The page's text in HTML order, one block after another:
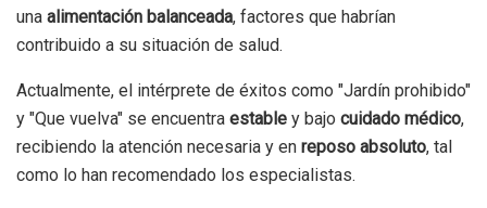
una alimentación balanceada, factores que habrían
contribuido a su situación de salud.
Actualmente, el intérprete de éxitos como "Jardín prohibido"
y "Que vuelva" se encuentra estable y bajo cuidado médico,
recibiendo la atención necesaria y en reposo absoluto, tal
como lo han recomendado los especialistas.